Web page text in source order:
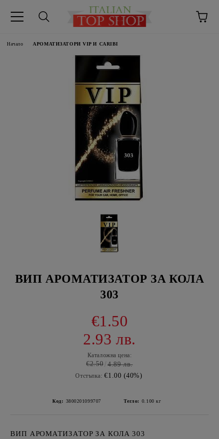
Начало АРОМАТИЗАТОРИ VIP И CARIBI
ВИП АРОМАТИЗАТОР ЗА КОЛА
303
€1.50
2.93 лв.
Каталожна цена:
€2.50 4.89 лв.
Отстъпка: €1.00 (40%)
Код: 3800201099707 Тегло: 0.100 кг
ВИП АРОМАТИЗАТОР ЗА КОЛА 303